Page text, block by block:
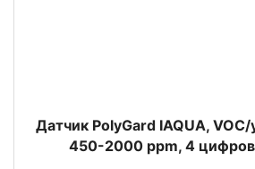
Датчик PolyGard IAQUA, VOC/
450-2000 ppm, 4